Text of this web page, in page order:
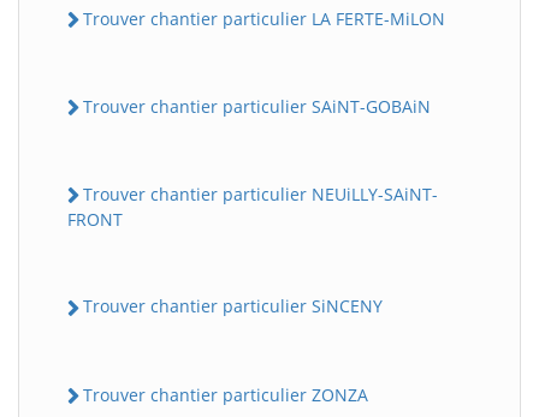
Trouver chantier particulier LA FERTE-MiLON
Trouver chantier particulier SAiNT-GOBAiN
Trouver chantier particulier NEUiLLY-SAiNT-
FRONT
Trouver chantier particulier SiNCENY
Trouver chantier particulier ZONZA